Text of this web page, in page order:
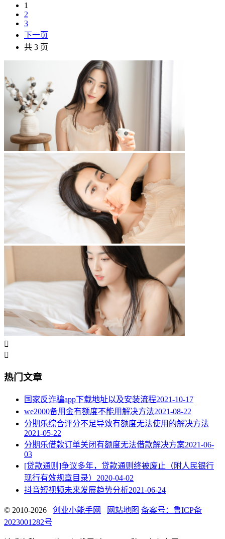
1
2
3
下一页
共 3 页


热门文章
国家反诈骗app下载地址以及安装流程2021-10-17
we2000备用金有额度不能用解决方法2021-08-22
分期乐综合评分不足导致有额度无法使用的解决方法
2021-05-22
分期乐借款订单关闭有额度无法借款解决方案2021-06-
03
[贷款通则]争议多年，贷款通则终被废止（附人民银行
现行有效规章目录） 2020-04-02
抖音短视频未来发展趋势分析2021-06-24
© 2010-2026 创业小能手网 网站地图 备案号：鲁ICP备
2023001282号